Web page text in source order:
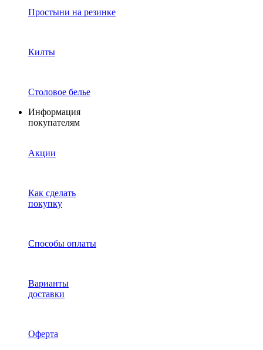
Простыни на резинке
Килты
Столовое белье
Информация
покупателям
Акции
Как сделать
покупку
Способы оплаты
Варианты
доставки
Оферта